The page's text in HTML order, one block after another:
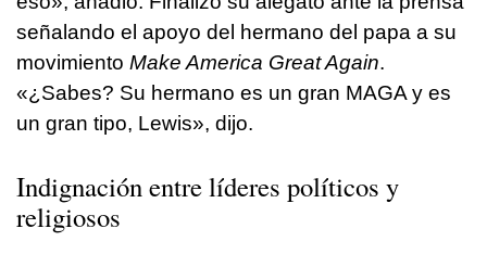
señalando el apoyo del hermano del papa a su
movimiento Make America Great Again.
«¿Sabes? Su hermano es un gran MAGA y es
un gran tipo, Lewis», dijo.
Indignación entre líderes políticos y
religiosos